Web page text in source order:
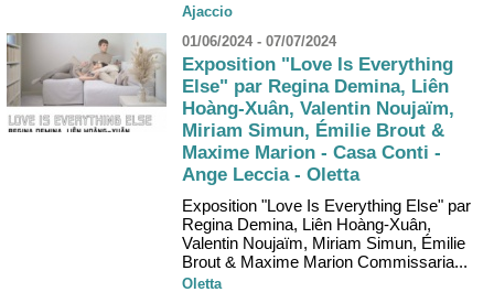
Ajaccio
01/06/2024 - 07/07/2024
Exposition "Love Is Everything
Else" par Regina Demina, Liên
Hoàng-Xuân, Valentin Noujaïm,
Miriam Simun, Émilie Brout &
Maxime Marion - Casa Conti -
Ange Leccia - Oletta
Exposition "Love Is Everything Else" par
Regina Demina, Liên Hoàng-Xuân,
Valentin Noujaïm, Miriam Simun, Émilie
Brout & Maxime Marion Commissaria...
Oletta